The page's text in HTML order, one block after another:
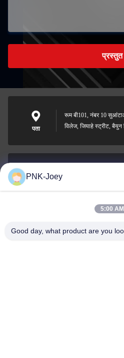
प्रस्तुत
पता
रूम बी101, नंबर 10
विलेज, जियाहे स्ट्रीट, बैयुन
008613580404923
PNK-Joey
5:00 AM
Good day, what product are you